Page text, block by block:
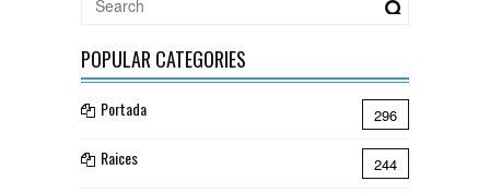
POPULAR CATEGORIES
Portada 296
Raices 244